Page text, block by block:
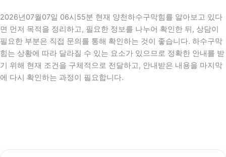
2026년07월07일 06시55분 현재 양천하수구막힘를 알아보고 있다
면 먼저 목적을 정리하고, 필요한 정보를 나누어 확인한 뒤, 상담이
필요한 부분은 직접 문의를 통해 확인하는 것이 좋습니다. 하수구막
힘는 상황에 따라 달라질 수 있는 요소가 있으므로 정확한 안내를 받
기 위해 현재 조건을 구체적으로 전달하고, 안내받은 내용을 마지막
에 다시 확인하는 과정이 필요합니다.